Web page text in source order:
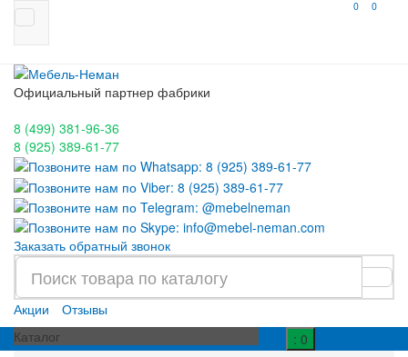
0 0
Официальный партнер фабрики
8 (499) 381-96-36
8 (925) 389-61-77
Заказать обратный звонок
Акции
Отзывы
Каталог
: 0